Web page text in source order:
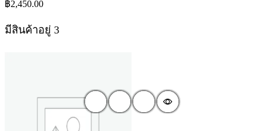
฿2,450.00
มีสินค้าอยู่ 3